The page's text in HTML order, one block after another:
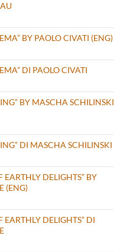
BY PAOLO CIVATI (ENG)
DI PAOLO CIVATI
BY MASCHA SCHILINSKI
DI MASCHA SCHILINSKI
EARTHLY DELIGHTS” BY
(ENG)
EARTHLY DELIGHTS” DI